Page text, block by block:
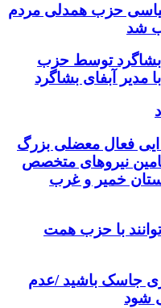
سیاسی حزب همدلی مردم
شد
بشاگرد توسط حزب
آبفای بشاگرد
ایی فعال معضلی بزرگ
نیروهای متخصص
خمیر و غرب
با حزب همت
جاسک باشید /عدم
شود